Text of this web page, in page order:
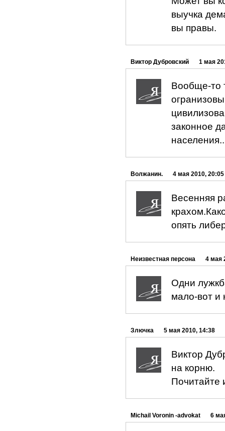
выучка
вы правы.
Виктор Дубровский 1 мая
Вообще-то
законное
Волжанин. 4 мая 2010, 20:05
Весенняя
опять
Неизвестная персона 4 мая
Одни
мало-вот и
Злючка 5 мая 2010, 14:38
Виктор
на корню.
Почитайте
Michail Voronin -advokat 6